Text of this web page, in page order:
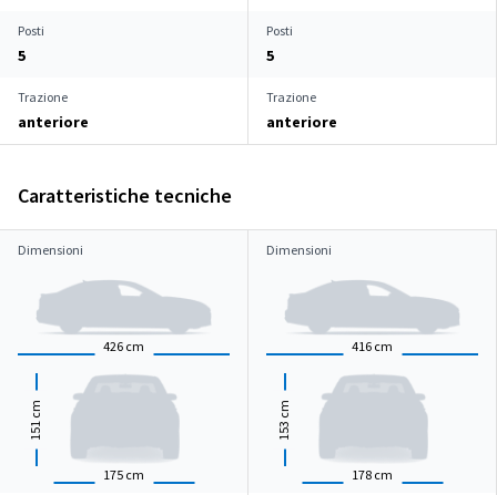
Posti
5
Posti
5
Trazione
anteriore
Trazione
anteriore
Caratteristiche tecniche
Dimensioni
426 cm
175 cm
151
cm
Dimensioni
416 cm
178 cm
153
cm